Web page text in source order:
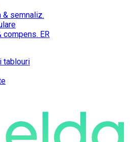
& semnaliz.
compens. ER
tablouri